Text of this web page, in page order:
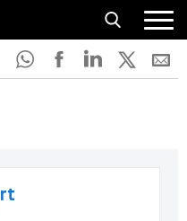
<16 heeft amper